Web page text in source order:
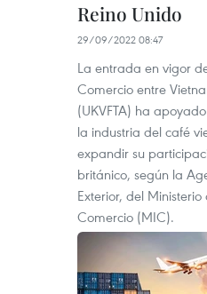
Reino Unido
29/09/2022 08:47
La entrada en vigor
Comercio entre
(UKVFTA) ha
la industria del café
expandir su
británico, según la
Exterior, del
Comercio (MIC).